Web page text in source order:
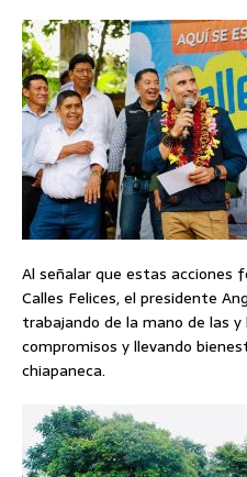
Al señalar que estas acciones
Calles Felices, el presidente
trabajando de la mano de las
compromisos y llevando
chiapaneca.